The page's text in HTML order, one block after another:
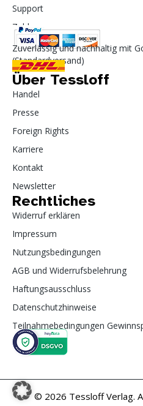
Support
Zahlung
Zuverlässig und nachhaltig mit
(Standardversand)
Über Tessloff
Handel
Presse
Foreign Rights
Karriere
Kontakt
Newsletter
Rechtliches
Widerruf erklären
Impressum
Nutzungsbedingungen
AGB und Widerrufsbelehrung
Haftungsausschluss
Datenschutzhinweise
Teilnahmebedingungen
© 2026 Tessloff Verlag.